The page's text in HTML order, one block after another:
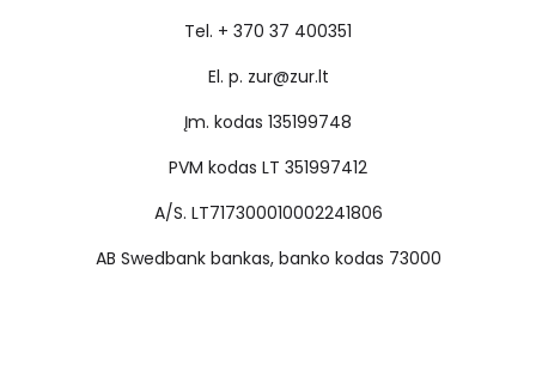
Tel. + 370 37 400351
El. p. zur@zur.lt
Įm. kodas 135199748
PVM kodas LT 351997412
A/S. LT717300010002241806
AB Swedbank bankas, banko kodas 73000